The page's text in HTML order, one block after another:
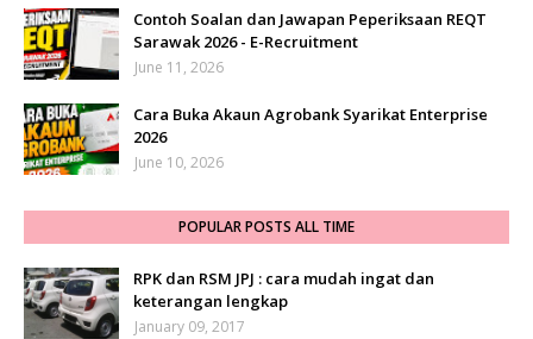
Contoh Soalan dan Jawapan Peperiksaan REQT
Sarawak 2026 - E-Recruitment
June 11, 2026
Cara Buka Akaun Agrobank Syarikat Enterprise
2026
June 10, 2026
POPULAR POSTS ALL TIME
RPK dan RSM JPJ : cara mudah ingat dan
keterangan lengkap
January 09, 2017